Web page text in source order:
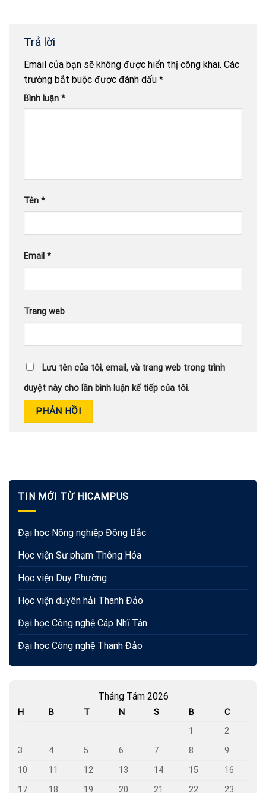
Trả lời
Email của bạn sẽ không được hiển thị công khai. Các
trường bắt buộc được đánh dấu *
Bình luận *
Tên *
Email *
Trang web
Lưu tên của tôi, email, và trang web trong trình
duyệt này cho lần bình luận kế tiếp của tôi.
TIN MỚI TỪ HICAMPUS
Đại học Nông nghiệp Đông Bắc
Học viện Sư phạm Thông Hóa
Học viện Duy Phường
Học viện duyên hải Thanh Đảo
Đại học Công nghệ Cáp Nhĩ Tân
Đại học Công nghệ Thanh Đảo
Tháng Tám 2026
H B T N S B
C
1
2
3
4 5 6 7 8
9
10
11 12 13 14 15
16
17
18 19 20 21 22
23